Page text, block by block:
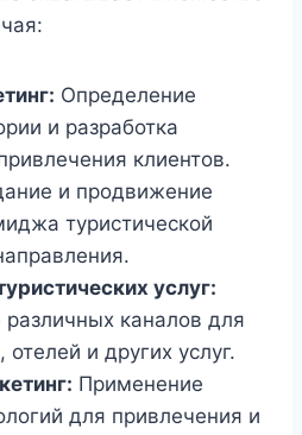
Определение
и разработка
клиентов.
и продвижение
туристической
услуг:
различных каналов для
и других услуг.
Применение
для привлечения и